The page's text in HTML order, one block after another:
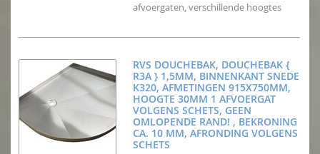
afvoergaten, verschillende hoogtes
RVS DOUCHEBAK, DOUCHEBAK {
R3A } 1,5MM, BINNENKANT SNEDE
K320, AFMETINGEN 915X750MM,
HOOGTE 30MM 1 AFVOERGAT
VOLGENS SCHETS, GEEN
OMLOPENDE RAND! , BEKRONING
CA. 10 MM, AFRONDING VOLGENS
SCHETS